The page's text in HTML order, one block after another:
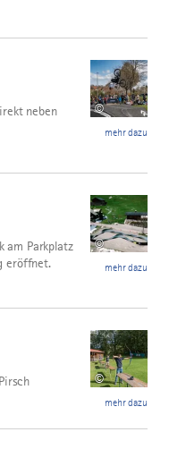
©
neben
mehr dazu
©
am Parkplatz
eröffnet.
mehr dazu
©
mehr dazu